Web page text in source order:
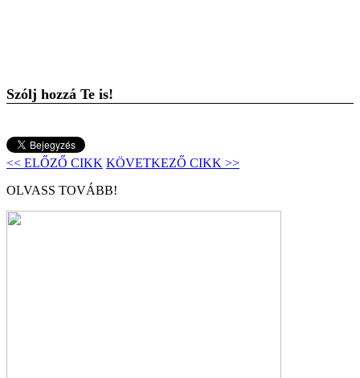
Szólj hozzá Te is!
<< ELŐZŐ CIKK KÖVETKEZŐ CIKK >>
OLVASS TOVÁBB!